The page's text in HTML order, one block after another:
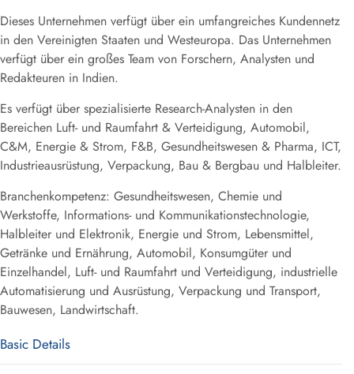
Dieses Unternehmen verfügt über ein umfangreiches Kundennetz
in den Vereinigten Staaten und Westeuropa. Das Unternehmen
verfügt über ein großes Team von Forschern, Analysten und
Redakteuren in Indien.
Es verfügt über spezialisierte Research-Analysten in den
Bereichen Luft- und Raumfahrt & Verteidigung, Automobil,
C&M, Energie & Strom, F&B, Gesundheitswesen & Pharma, ICT,
Industrieausrüstung, Verpackung, Bau & Bergbau und Halbleiter.
Branchenkompetenz: Gesundheitswesen, Chemie und
Werkstoffe, Informations- und Kommunikationstechnologie,
Halbleiter und Elektronik, Energie und Strom, Lebensmittel,
Getränke und Ernährung, Automobil, Konsumgüter und
Einzelhandel, Luft- und Raumfahrt und Verteidigung, industrielle
Automatisierung und Ausrüstung, Verpackung und Transport,
Bauwesen, Landwirtschaft.
Basic Details